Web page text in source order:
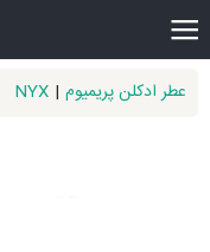
|||
عطر ادکلن پریمیوم |
NYX